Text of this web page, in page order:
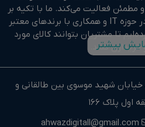
مطمئن فعالیت می‌کند. ما با تکیه بر
دانش فنی، تجربه چندین‌ساله در حوزه IT و همکاری با برندهای معتبر
تا مشتریان بتوانند کالای مورد
کنند.
خرید آنلاین انجام دهید و در
را تحویل بگیرید.
تاپ و سخت افزار استوک و
هستیم.
بیشتر
خیابان شهید موسوی بین طالقانی و
پلاک 166
ahwazdigitall@gmail.com